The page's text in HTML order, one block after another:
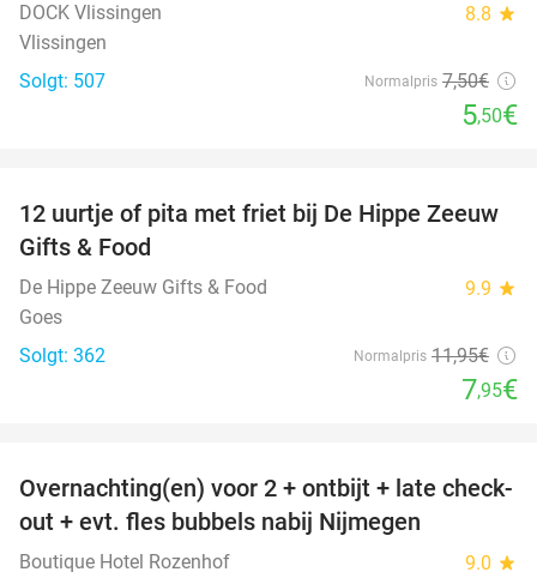
DOCK Vlissingen 8.8 star
Vlissingen
Solgt: 507
Normalpris 7,50€
5,50€
33%
12 uurtje of pita met friet bij De Hippe Zeeuw
Gifts & Food
De Hippe Zeeuw Gifts & Food 9.9 star
Goes
Solgt: 362
Normalpris 11,95€
7,95€
53%
Overnachting(en) voor 2 + ontbijt + late check-
out + evt. fles bubbels nabij Nijmegen
Boutique Hotel Rozenhof 9.0 star